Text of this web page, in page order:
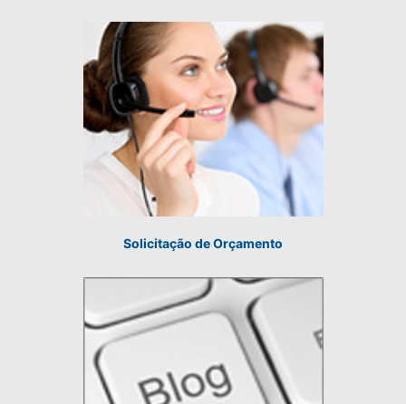
Solicitação de Orçamento